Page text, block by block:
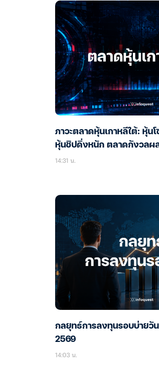
ภาวะตลาดหุ้นเกาหลีใต้: หุ้น
หุ้นชิปดิ่งหนัก ตลาดกังวลผ
14:31 น.
กลยุทธ์การลงทุนรอบบ่ายวั
2569
14:03 น.